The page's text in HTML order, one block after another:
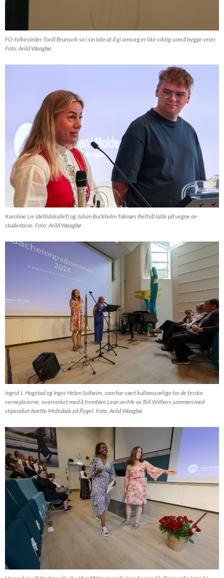
FO-fylkesleder Torill Brunsvik sa i sin tale at å gi omsorg er like viktig som å bygge veier.
Foto: Arild Waagbø
Karoline Lie (deltidskullet) og Julian Buckholm Taknæs (heltid) talte på vegne av
studentene. Foto: Arild Waagbø
Ingrid J. Hogstad og Inger Helen Solheim, som har vært kullansvarlige for de ferske
vernepleierne, overrasket med å fremføre Lean on Me av Bill Withers sammen med
stipendiat Anette Moltubak på flygel. Foto. Arild Waagbø